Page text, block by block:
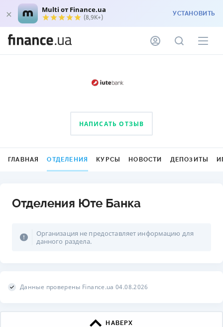
Multi от Finance.ua
(8,9K+) УСТАНОВИТЬ
НАПИСАТЬ ОТЗЫВ
ГЛАВНАЯ ОТДЕЛЕНИЯ КУРСЫ НОВОСТИ ДЕПОЗИТЫ
Отделения Юте Банка
Организация не предоставляет информацию для
данного раздела.
Данные проверены Finance.ua 04.08.2026
НАВЕРХ